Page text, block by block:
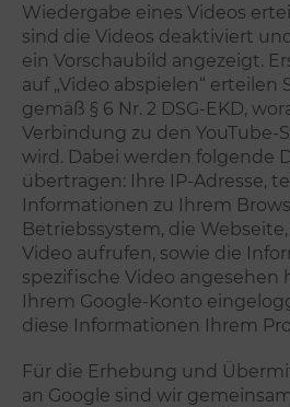
Wiedergabe eines Videos
sind die Videos deaktiviert
ein Vorschaubild angezeigt.
auf „Video abspielen“ erteilen
gemäß § 6 Nr. 2 DSG-EKD,
Verbindung zu den YouTube-
wird. Dabei werden folgende
übertragen: Ihre IP-Adresse,
Informationen zu Ihrem
Betriebssystem, die
Video aufrufen, sowie die
spezifische Video angesehen
Ihrem Google-Konto
diese Informationen Ihrem
Für die Erhebung und
an Google sind wir